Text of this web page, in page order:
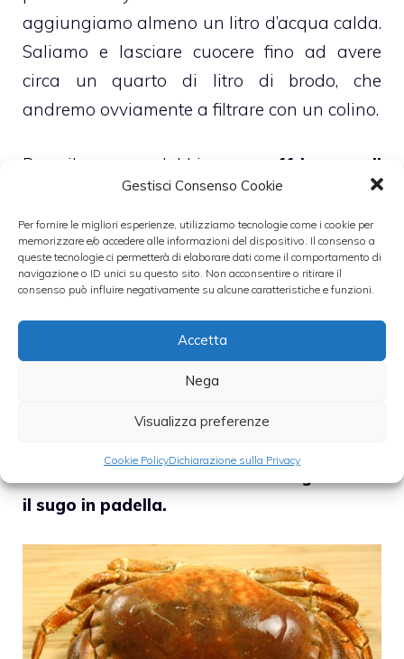
Gestisci Consenso Cookie
Per fornire le migliori esperienze, utilizziamo tecnologie come i cookie per
memorizzare e/o accedere alle informazioni del dispositivo. Il consenso a
queste tecnologie ci permetterà di elaborare dati come il comportamento di
navigazione o ID unici su questo sito. Non acconsentire o ritirare il
consenso può influire negativamente su alcune caratteristiche e funzioni.
Accetta
Nega
Visualizza preferenze
Cookie PolicyDichiarazione sulla Privacy
aggiungiamo almeno un litro d’acqua calda.
Saliamo e lasciare cuocere fino ad avere
circa un quarto di litro di brodo, che
andremo ovviamente a filtrare con un colino.
Per il sugo dobbiamo
soffriggere il
pomodoro con aglio, olio e peperoncino.
Quando è rosolato togliamo l’aglio ed
aggiungiamo la polpa del granchio.
ed il vino e lasciamo sfumare. Nel frattempo
cuociamo le linguine. Una volta pronto il
sugo aggiungiamo il prezzemolo tritato e
il sugo in padella.